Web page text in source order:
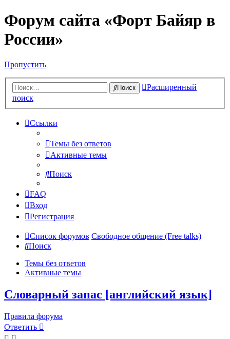
Форум сайта «Форт Байяр в
России»
Пропустить
Поиск
Расширенный
поиск
Ссылки
Темы без ответов
Активные темы
Поиск
FAQ
Вход
Регистрация
Список форумов Свободное общение (Free talks)
Поиск
Темы без ответов
Активные темы
Словарный запас [английский язык]
Правила форума
Ответить